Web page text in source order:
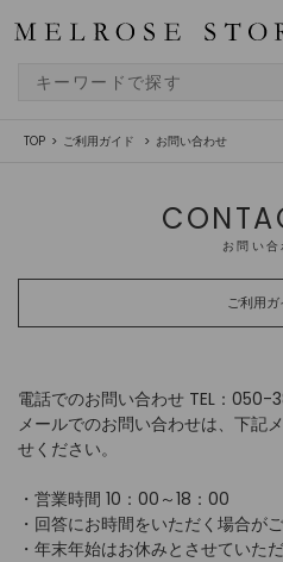
TOP ご利用ガイド お問い合わせ
お問い合
ご利用ガ
電話でのお問い合わせ TEL：050-
メールでのお問い合わせは、下記
せください。
・営業時間 10：00～18：00
・回答にお時間をいただく場合が
・年末年始はお休みとさせていただ